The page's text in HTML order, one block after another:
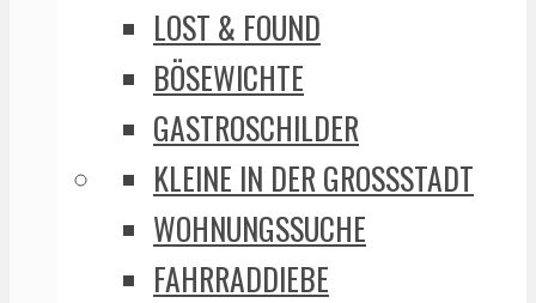
LOST & FOUND
BÖSEWICHTE
GASTROSCHILDER
KLEINE IN DER GROSSSTADT
WOHNUNGSSUCHE
FAHRRADDIEBE